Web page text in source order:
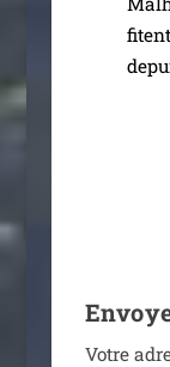
Votre